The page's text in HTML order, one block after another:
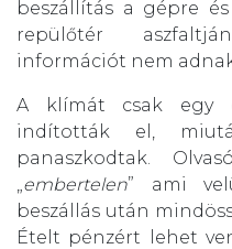
beszállítás a gépre
repülőtér
információt nem
A klímát csak egy
indították el,
panaszkodtak.
embertelen” ami
beszállás után
Ételt pénzért lehet